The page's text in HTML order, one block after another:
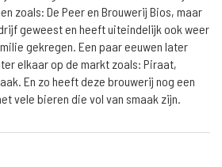
zoals: De Peer en Brouwerij Bios, maar
geweest en heeft uiteindelijk ook weer
gekregen. Een paar eeuwen later
elkaar op de markt zoals: Piraat,
En zo heeft deze brouwerij nog een
vele bieren die vol van smaak zijn.